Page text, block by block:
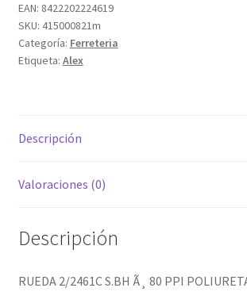
PPI
POLIURETANO
cantidad
EAN: 8422202224619
SKU: 415000821m
Categoría: Ferreteria
Etiqueta: Alex
Descripción
Valoraciones (0)
Descripción
RUEDA 2/2461C S.BH Ã¸ 80 PPI